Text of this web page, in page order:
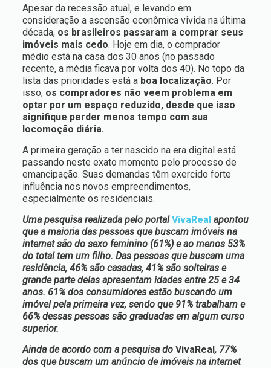
Apesar da recessão atual, e levando em
consideração a ascensão econômica vivida na última
década, os brasileiros passaram a comprar seus
imóveis mais cedo. Hoje em dia, o comprador
médio está na casa dos 30 anos (no passado
recente, a média ficava por volta dos 40). No topo da
lista das prioridades está a boa localização. Por
isso, os compradores não veem problema em
optar por um espaço reduzido, desde que isso
signifique perder menos tempo com sua
locomoção diária.
A primeira geração a ter nascido na era digital está
passando neste exato momento pelo processo de
emancipação. Suas demandas têm exercido forte
influência nos novos empreendimentos,
especialmente os residenciais.
Uma pesquisa realizada pelo portalVivaRealapontou
que a maioria das pessoas que buscam imóveis na
internet são do sexo feminino (61%) e ao menos 53%
do total tem um filho. Das pessoas que buscam uma
residência, 46% são casadas, 41% são solteiras e
grande parte delas apresentam idades entre 25 e 34
anos. 61% dos consumidores estão buscando um
imóvel pela primeira vez, sendo que 91% trabalham e
66% dessas pessoas são graduadas em algum curso
superior.
Ainda de acordo com a pesquisa do VivaReal, 77%
dos que buscam um anúncio de imóveis na internet